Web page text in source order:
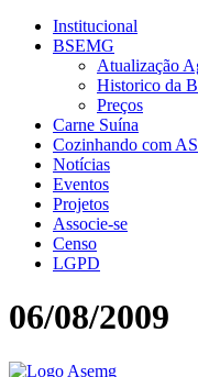
Institucional
BSEMG
Atualização
Historico da
Preços
Carne Suína
Cozinhando com
Notícias
Eventos
Projetos
Associe-se
Censo
LGPD
06/08/2009